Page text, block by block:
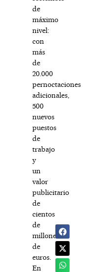
de
máximo
nivel:
con
más
de
20.000
pernoctaciones
adicionales,
500
nuevos
puestos
de
trabajo
y
un
valor
publicitario
de
cientos
de
millones
de
euros.
En